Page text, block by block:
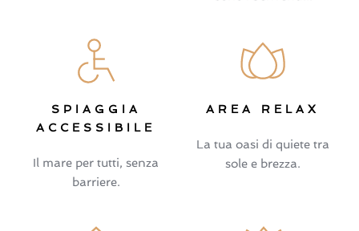
SPIAGGIA
ACCESSIBILE
Il mare per tutti, senza
barriere.
AREA RELAX
La tua oasi di quiete tra
sole e brezza.